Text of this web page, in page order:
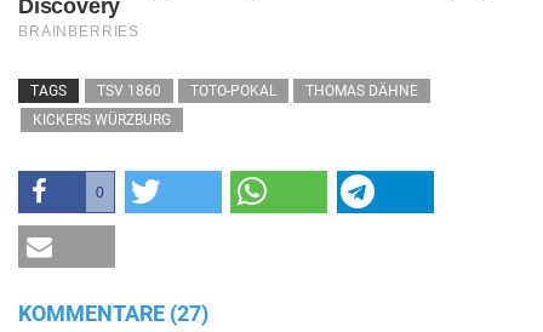
TAGS TSV 1860 TOTO-POKAL
THOMAS DÄHNE
KICKERS WÜRZBURG
0
KOMMENTARE (27)